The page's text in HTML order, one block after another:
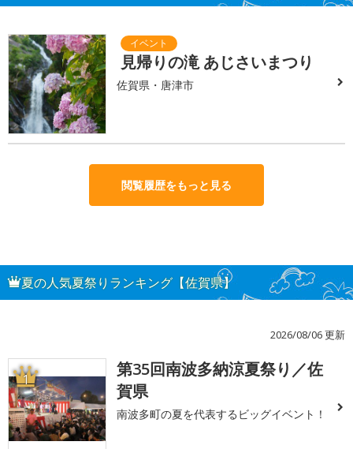
見帰りの滝 あじさいまつり
佐賀県・唐津市
閲覧履歴をもっと見る
夏の人気夏祭りランキング【佐賀県】
2026/08/06 更新
1
第35回南波多納涼夏祭り／佐
賀県
南波多町の夏を代表するビッグイベント！